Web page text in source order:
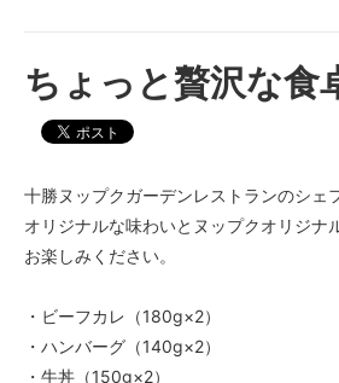
ちょっと贅沢な食
十勝ヌップクガーデンレストランのシェ
オリジナルな味わいとヌップクオリジナ
お楽しみください。
・ビーフカレ（180g×2）
・ハンバーグ（140g×2）
・牛丼（150g×2）